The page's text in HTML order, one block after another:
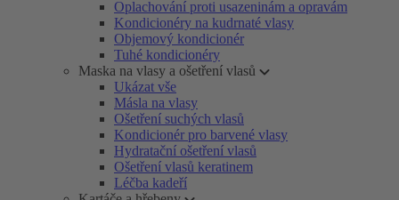
Oplachování proti usazeninám a opravám
Kondicionéry na kudrnaté vlasy
Objemový kondicionér
Tuhé kondicionéry
Maska na vlasy a ošetření vlasů
Ukázat vše
Másla na vlasy
Ošetření suchých vlasů
Kondicionér pro barvené vlasy
Hydratační ošetření vlasů
Ošetření vlasů keratinem
Léčba kadeří